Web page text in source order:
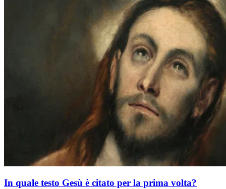
In quale testo Gesù è citato per la prima volta?